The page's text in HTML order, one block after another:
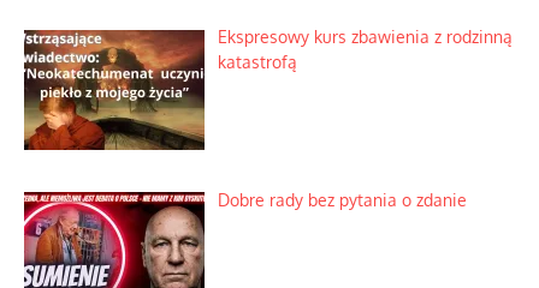
Ekspresowy kurs zbawienia z rodzinną
katastrofą
Dobre rady bez pytania o zdanie